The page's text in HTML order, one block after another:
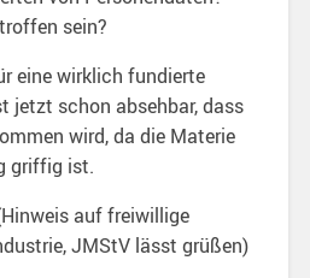
sein?
eine wirklich fundierte
jetzt schon absehbar, dass
wird, da die Materie
griffig ist.
auf freiwillige
JMStV lässt grüßen)